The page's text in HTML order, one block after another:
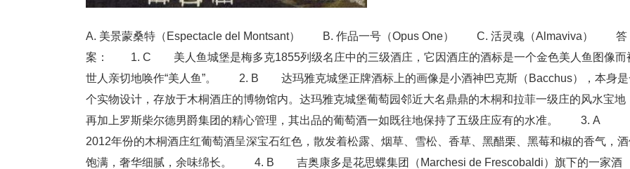
A. 美景蒙桑特（Espectacle del Montsant） B. 作品一号（Opus One） C. 活灵魂（Almaviva） 答
案： 1. C 美人鱼城堡是梅多克1855列级名庄中的三级酒庄，它因酒庄的酒标是一个金色美人鱼图像而
世人亲切地唤作“美人鱼”。 2. B 达玛雅克城堡正牌酒标上的画像是小酒神巴克斯（Bacchus），本身是
个实物设计，存放于木桐酒庄的博物馆内。达玛雅克城堡葡萄园邻近大名鼎鼎的木桐和拉菲一级庄的风水宝地
再加上罗斯柴尔德男爵集团的精心管理，其出品的葡萄酒一如既往地保持了五级庄应有的水准。 3. A
2012年份的木桐酒庄红葡萄酒呈深宝石红色，散发着松露、烟草、雪松、香草、黑醋栗、黑莓和椒的香气，
饱满，奢华细腻，余味绵长。 4. B 吉奥康多是花思蝶集团（Marchesi de Frescobaldi）旗下的一家酒